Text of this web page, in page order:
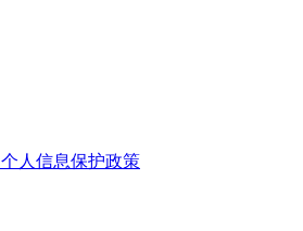
个人信息保护政策